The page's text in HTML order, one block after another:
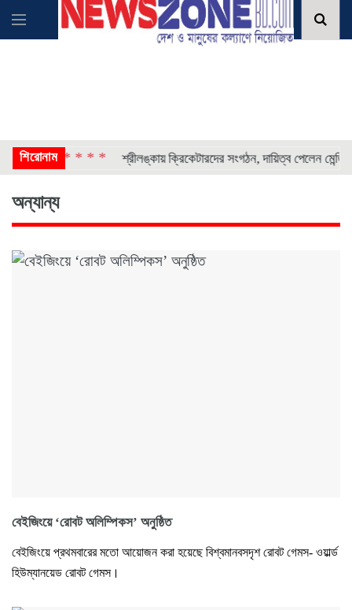
শিরোনাম
* * * * শ্রীলঙ্কায় ক্রিকেটারদের সংগঠন, দায়িত্ব পেলেন মেন্ডিস *
অন্যান্য
বেইজিংয়ে ‘রোবট অলিম্পিকস’ অনুষ্ঠিত
বেইজিংয়ে প্রথমবারের মতো আয়োজন করা হয়েছে বিশ্বমানবসদৃশ রোবট গেমস- ওয়ার্ল্ড
হিউম্যানয়েড রোবট গেমস।